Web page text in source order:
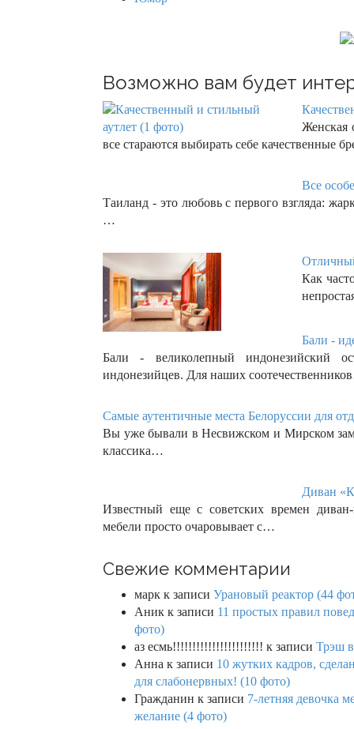
Возможно вам будет
Женская
все стараются выбирать себе качественные
Все
Таиланд - это любовь с первого взгляда:
…
Как
Бали -
Бали - великолепный индонезийский
индонезийцев. Для наших
Самые аутентичные места Белоруссии для
Вы уже бывали в Несвижском и Мирском
классика…
Диван
Известный еще с советских времен
мебели просто очаровывает с…
Свежие комментарии
марк к записи Урановый реактор (44
Аник к записи 11 простых правил
фото)
аз есмь!!!!!!!!!!!!!!!!!!!!!!! к записи Трэш в
Анна к записи 10 жутких кадров,
для слабонервных! (10 фото)
Гражданин к записи 7-летняя девочка
желание (4 фото)